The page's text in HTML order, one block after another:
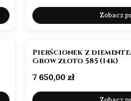
Zobacz
Pierścionek z
Grow złoto 585 (14k)
Cena
7 650,00 zł